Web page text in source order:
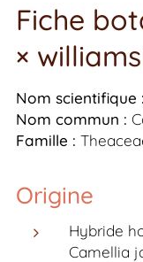
Fiche
×
Nom scientifique :
Nom commun :
Famille :
Origine
Hybride
Camellia